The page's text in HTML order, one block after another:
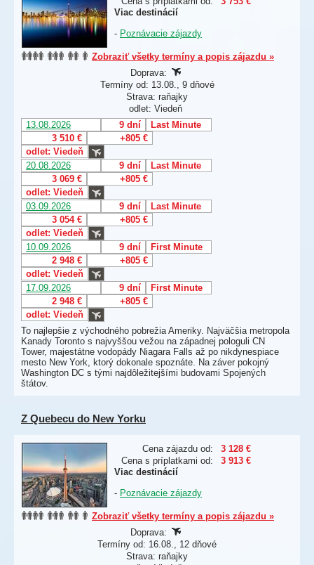
Viac destinácií
- Poznávacie zájazdy
Zobraziť všetky termíny a popis zájazdu »
Doprava:
Termíny od: 13.08., 9 dňové
Strava: raňajky
odlet: Viedeň
13.08.2026
9 dní
Last Minute
3 510 €
+805 €
odlet: Viedeň
20.08.2026
9 dní
Last Minute
3 069 €
+805 €
odlet: Viedeň
03.09.2026
9 dní
Last Minute
3 054 €
+805 €
odlet: Viedeň
10.09.2026
9 dní
First Minute
2 948 €
+805 €
odlet: Viedeň
17.09.2026
9 dní
First Minute
2 948 €
+805 €
odlet: Viedeň
To najlepšie z východného pobrežia Ameriky. Najväčšia metropola
Kanady Toronto s najvyššou vežou na západnej pologuli CN
Tower, majestátne vodopády Niagara Falls až po nikdynespiace
mesto New York, ktorý dokonale spoznáte. Na záver pokojný
Washington DC s tými najdôležitejšími budovami Spojených
štátov.
Z Quebecu do New Yorku
Cena zájazdu od:
3 128 €
Cena s príplatkami od:
3 913 €
Viac destinácií
- Poznávacie zájazdy
Zobraziť všetky termíny a popis zájazdu »
Doprava:
Termíny od: 16.08., 12 dňové
Strava: raňajky